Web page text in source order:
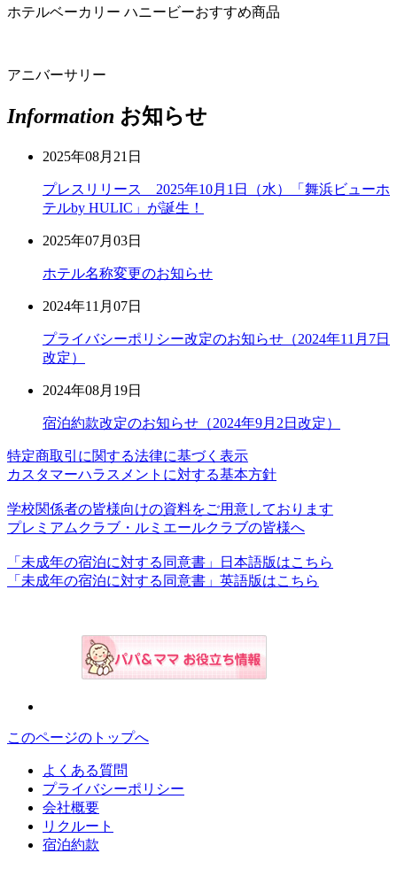
ホテルベーカリー ハニービーおすすめ商品
アニバーサリー
Information お知らせ
2025年08月21日
プレスリリース 2025年10月1日（水）「舞浜ビューホ
テルby HULIC」が誕生！
2025年07月03日
ホテル名称変更のお知らせ
2024年11月07日
プライバシーポリシー改定のお知らせ（2024年11月7日
改定）
2024年08月19日
宿泊約款改定のお知らせ（2024年9月2日改定）
特定商取引に関する法律に基づく表示
カスタマーハラスメントに対する基本方針
学校関係者の皆様向けの資料をご用意しております
プレミアムクラブ・ルミエールクラブの皆様へ
「未成年の宿泊に対する同意書」日本語版はこちら
「未成年の宿泊に対する同意書」英語版はこちら
このページのトップへ
よくある質問
プライバシーポリシー
会社概要
リクルート
宿泊約款